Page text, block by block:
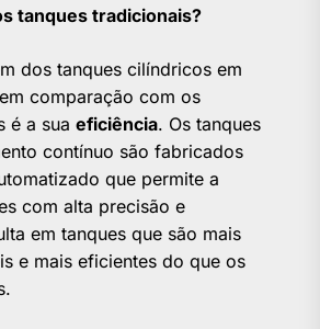
tanques tradicionais?
dos tanques cilíndricos em
comparação com os
é a sua eficiência. Os tanques
contínuo são fabricados
que permite a
com alta precisão e
em tanques que são mais
e mais eficientes do que os